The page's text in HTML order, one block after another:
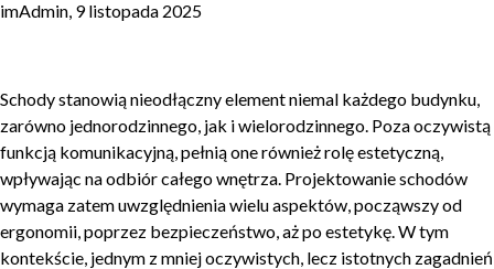
imAdmin, 9 listopada 2025
Schody stanowią nieodłączny element niemal każdego budynku,
zarówno jednorodzinnego, jak i wielorodzinnego. Poza oczywistą
funkcją komunikacyjną, pełnią one również rolę estetyczną,
wpływając na odbiór całego wnętrza. Projektowanie schodów
wymaga zatem uwzględnienia wielu aspektów, począwszy od
ergonomii, poprzez bezpieczeństwo, aż po estetykę. W tym
kontekście, jednym z mniej oczywistych, lecz istotnych zagadnień